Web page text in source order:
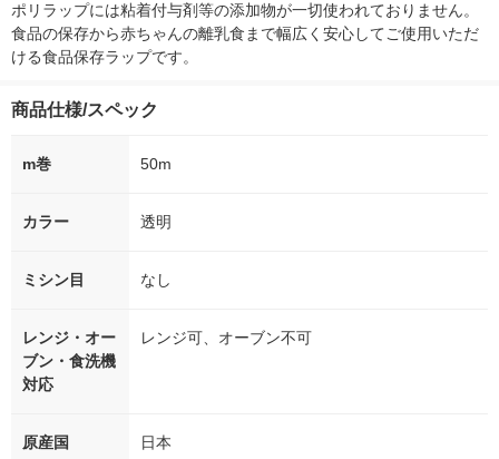
ポリラップには粘着付与剤等の添加物が一切使われておりません。
食品の保存から赤ちゃんの離乳食まで幅広く安心してご使用いただ
ける食品保存ラップです。
商品仕様/スペック
m巻 50m
カラー 透明
ミシン目 なし
レンジ・オー
ブン・食洗機
対応
レンジ可、オーブン不可
原産国 日本